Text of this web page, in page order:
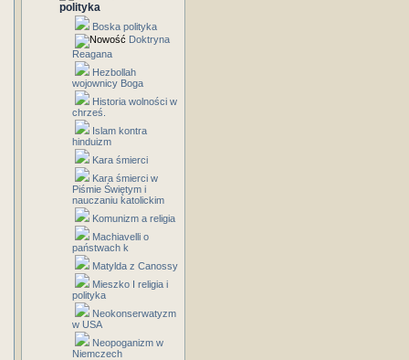
polityka
Boska polityka
Doktryna
Reagana
Hezbollah
wojownicy Boga
Historia wolności w
chrześ.
Islam kontra
hinduizm
Kara śmierci
Kara śmierci w
Piśmie Świętym i
nauczaniu katolickim
Komunizm a religia
Machiavelli o
państwach k
Matylda z Canossy
Mieszko I religia i
polityka
Neokonserwatyzm
w USA
Neopoganizm w
Niemczech